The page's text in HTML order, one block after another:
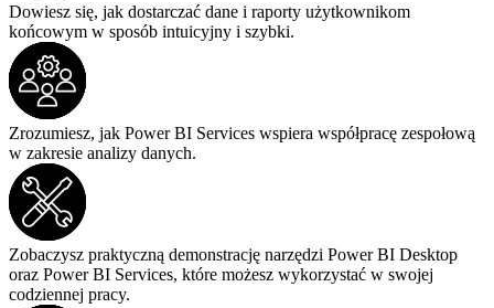
Dowiesz się, jak dostarczać dane i raporty użytkownikom
końcowym w sposób intuicyjny i szybki.
Zrozumiesz, jak Power BI Services wspiera współpracę zespołową
w zakresie analizy danych.
Zobaczysz praktyczną demonstrację narzędzi Power BI Desktop
oraz Power BI Services, które możesz wykorzystać w swojej
codziennej pracy.